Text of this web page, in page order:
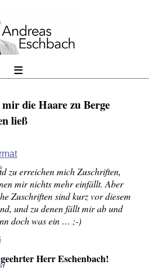
≡
mir die Haare zu Berge
ließ
zu erreichen mich Zuschriften,
mir nichts mehr einfällt. Aber
Zuschriften sind kurz vor diesem
und zu denen fällt mir ab und
doch was ein … ;-)
Herr Eschenbach!